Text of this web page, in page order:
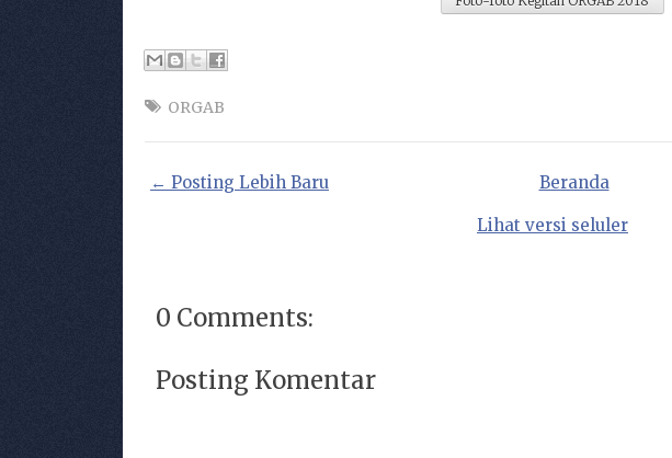
ORGAB
← Posting Lebih Baru Beranda
Lihat versi seluler
0 Comments:
Posting Komentar